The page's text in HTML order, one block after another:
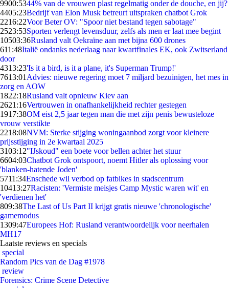
9900:5344% van de vrouwen plast regelmatig onder de douche, en jij?
4405:23Bedrijf van Elon Musk betreurt uitspraken chatbot Grok
2216:22Voor Beter OV: "Spoor niet bestand tegen sabotage"
2523:53Sporten verlengt levensduur, zelfs als men er laat mee begint
10503:36Rusland valt Oekraïne aan met bijna 600 drones
611:48Italië ondanks nederlaag naar kwartfinales EK, ook Zwitserland
door
4313:23'Is it a bird, is it a plane, it's Superman Trump!'
7613:01 Advies: nieuwe regering moet 7 miljard bezuinigen, het mes in
zorg en AOW
1822:18Rusland valt opnieuw Kiev aan
2621:16Vertrouwen in onafhankelijkheid rechter gestegen
1917:38OM eist 2,5 jaar tegen man die met zijn penis bewusteloze
vrouw verstikte
2218:08NVM: Sterke stijging woningaanbod zorgt voor kleinere
prijsstijging in 2e kwartaal 2025
3103:12"IJskoud" een boete voor bellen achter het stuur
6604:03Chatbot Grok ontspoort, noemt Hitler als oplossing voor
'blanken-hatende Joden'
5711:34Enschede wil verbod op fatbikes in stadscentrum
10413:27Racisten: 'Vermiste meisjes Camp Mystic waren wit' en
'verdienen het'
809:38The Last of Us Part II krijgt gratis nieuwe 'chronologische'
gamemodus
1309:47Europees Hof: Rusland verantwoordelijk voor neerhalen
MH17
Laatste reviews en specials
special
Random Pics van de Dag #1978
review
Forensics: Crime Scene Detective